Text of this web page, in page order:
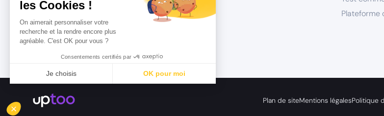
les Cookies !
On aimerait personnaliser votre
recherche et la rendre encore plus
agréable. C'est OK pour vous ?
Consentements certifiés par
Je choisis OK pour moi
Notre plateforme vous permet d'adapter et de gérer vos paramètres de confidentialité, en garantissant la
Coaching
Conseil
Plateforme
Plan de siteMentions légalesPolitique